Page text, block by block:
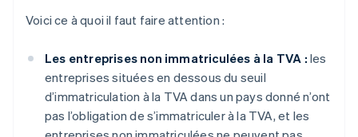
Voici ce à quoi il faut faire attention :
Les entreprises non immatriculées à la TVA : les
entreprises situées en dessous du seuil
d’immatriculation à la TVA dans un pays donné n’ont
pas l’obligation de s’immatriculer à la TVA, et les